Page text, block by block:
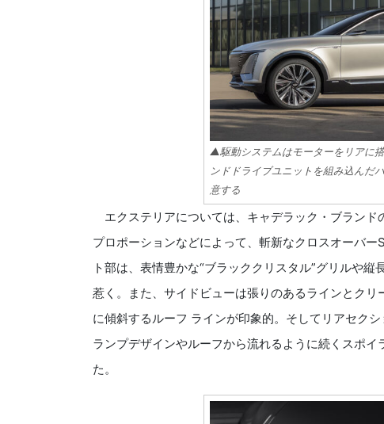
▲駆動システムはモーターをリアに
ンドドライブユニットを組み込んだ
意する
エクステリアについては、キャデラック・ブラン
プロポーションなどによって、斬新なクロスオーバ
ト部は、表情豊かな“ブラッククリスタル”グリルや
惹く。また、サイドビューは張りのあるラインとク
に傾斜するルーフ ラインが印象的。そしてリアセク
ランプデザインやルーフから流れるように続くスポ
た。